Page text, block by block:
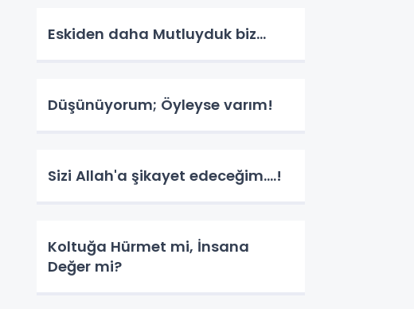
Eskiden daha Mutluyduk biz...
Düşünüyorum; Öyleyse varım!
Sizi Allah'a şikayet edeceğim....!
Koltuğa Hürmet mi, İnsana
Değer mi?